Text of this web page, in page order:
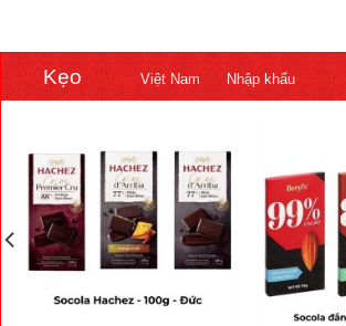
Kẹo Việt Nam Nhập khẩu